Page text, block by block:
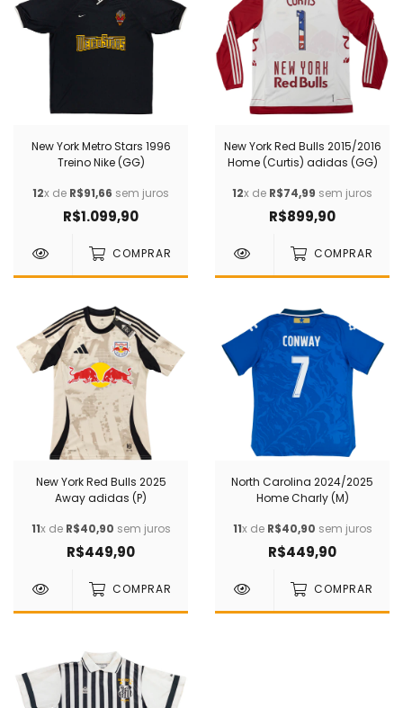
New York Metro Stars 1996
Treino Nike (GG)
12x de R$91,66 sem juros
R$1.099,90
COMPRAR
New York Red Bulls 2015/2016
Home (Curtis) adidas (GG)
12x de R$74,99 sem juros
R$899,90
COMPRAR
New York Red Bulls 2025
Away adidas (P)
11x de R$40,90 sem juros
R$449,90
COMPRAR
North Carolina 2024/2025
Home Charly (M)
11x de R$40,90 sem juros
R$449,90
COMPRAR